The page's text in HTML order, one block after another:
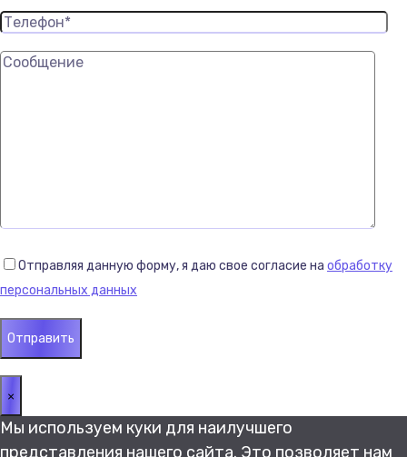
Отправляя данную форму, я даю свое согласие на обработку
персональных данных
×
Мы используем куки для наилучшего
представления нашего сайта. Это позволяет нам